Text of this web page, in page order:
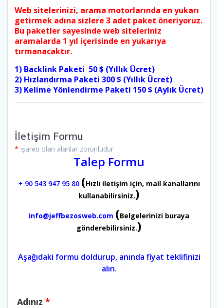
Web sitelerinizi, arama motorlarında en yukarı
getirmek adına sizlere 3 adet paket öneriyoruz.
Bu paketler sayesinde web siteleriniz
aramalarda 1 yıl içerisinde en yukarıya
tırmanacaktır.
1) Backlink Paketi 50 $ (Yıllık Ücret)
2) Hızlandırma Paketi 300 $ (Yıllık Ücret)
3) Kelime Yönlendirme Paketi 150 $ (Aylık Ücret)
İletişim Formu
* işareti olan alanlar zorunludur
Talep Formu
+ 90 543 947 95 80 (Hızlı iletişim için, mail kanallarını
kullanabilirsiniz.)
info@jeffbezosweb.com (Belgelerinizi buraya
gönderebilirsiniz.)
Aşağıdaki formu doldurup, anında fiyat teklifinizi
alın.
Adınız *